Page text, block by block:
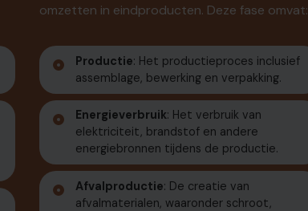
omzetten in eindproducten. Deze fase omvat:
Productie: Het productieproces inclusief
assemblage, bewerking en verpakking.
Energieverbruik: Het verbruik van
elektriciteit, brandstof en andere
energiebronnen tijdens de productie.
Afvalproductie: De creatie van
afvalmaterialen, waaronder schroot,